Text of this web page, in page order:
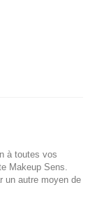
à toutes vos
Makeup Sens.
un autre moyen de